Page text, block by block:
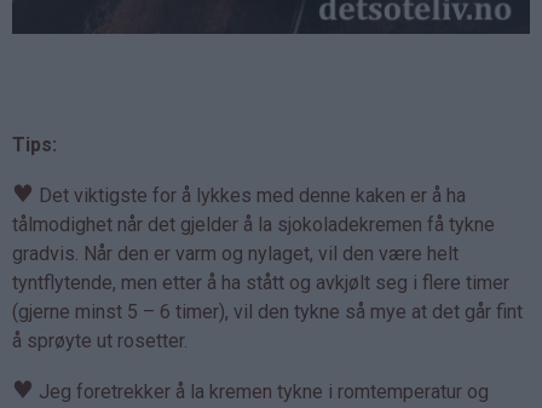
Tips:
♥ Det viktigste for å lykkes med denne kaken er å ha
tålmodighet når det gjelder å la sjokoladekremen få tykne
gradvis. Når den er varm og nylaget, vil den være helt
tyntflytende, men etter å ha stått og avkjølt seg i flere timer
(gjerne minst 5 – 6 timer), vil den tykne så mye at det går fint
å sprøyte ut rosetter.
♥ Jeg foretrekker å la kremen tykne i romtemperatur og